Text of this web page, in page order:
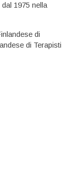
1975 nella
di
di Terapisti